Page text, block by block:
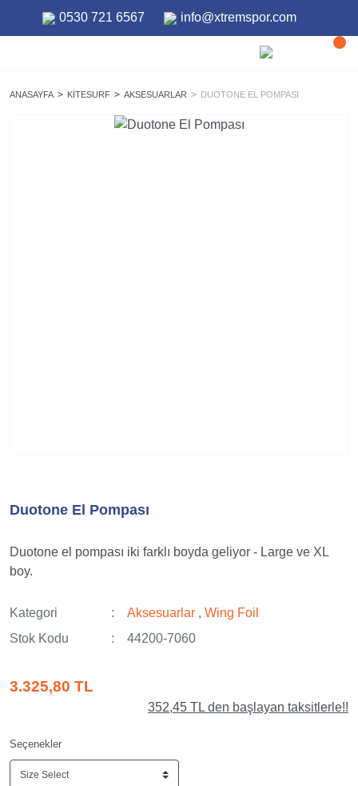
0530 721 6567 info@xtremspor.com
ANASAYFA KITESURF AKSESUARLAR DUOTONE EL POMPASI
Duotone El Pompası
Duotone el pompası iki farklı boyda geliyor - Large ve XL
boy.
Kategori Aksesuarlar ,Wing Foil
Stok Kodu
44200-7060
3.325,80 TL
352,45 TL den başlayan taksitlerle!!
Seçenekler